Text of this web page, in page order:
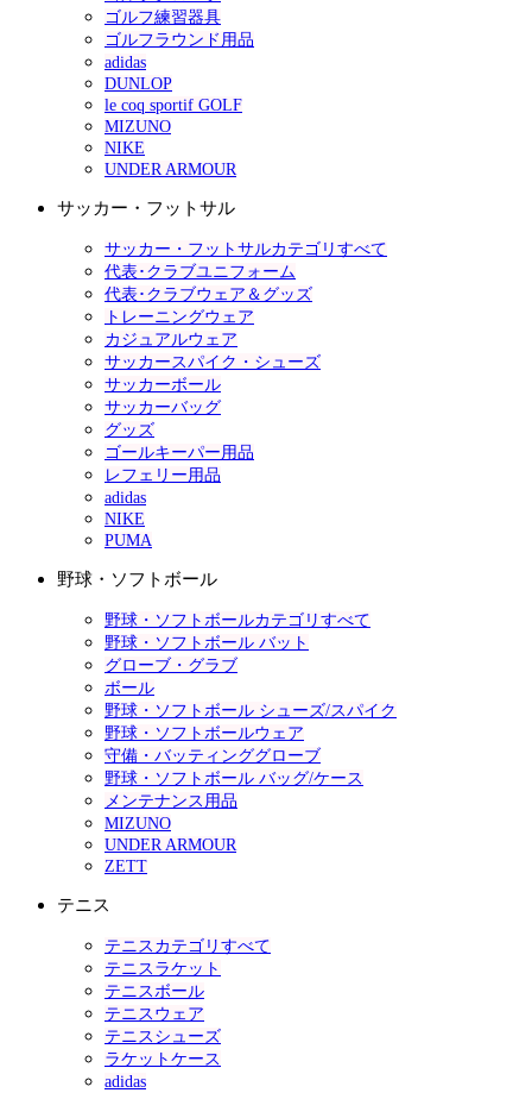
ゴルフ練習器具
ゴルフラウンド用品
adidas
DUNLOP
le coq sportif GOLF
MIZUNO
NIKE
UNDER ARMOUR
サッカー・フットサル
サッカー・フットサルカテゴリすべて
代表･クラブユニフォーム
代表･クラブウェア＆グッズ
トレーニングウェア
カジュアルウェア
サッカースパイク・シューズ
サッカーボール
サッカーバッグ
グッズ
ゴールキーパー用品
レフェリー用品
adidas
NIKE
PUMA
野球・ソフトボール
野球・ソフトボールカテゴリすべて
野球・ソフトボール バット
グローブ・グラブ
ボール
野球・ソフトボール シューズ/スパイク
野球・ソフトボールウェア
守備・バッティンググローブ
野球・ソフトボール バッグ/ケース
メンテナンス用品
MIZUNO
UNDER ARMOUR
ZETT
テニス
テニスカテゴリすべて
テニスラケット
テニスボール
テニスウェア
テニスシューズ
ラケットケース
adidas